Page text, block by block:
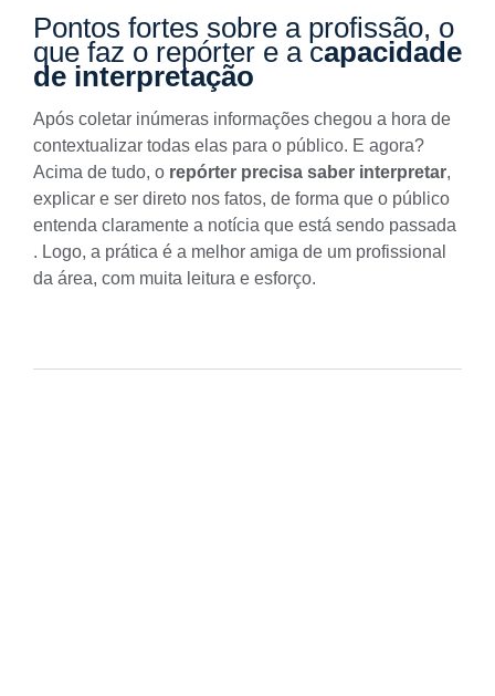
Pontos fortes sobre a profissão, o
que faz o repórter e a capacidade
de interpretação
Após coletar inúmeras informações chegou a hora de
contextualizar todas elas para o público. E agora?
Acima de tudo, o repórter precisa saber interpretar,
explicar e ser direto nos fatos, de forma que o público
entenda claramente a notícia que está sendo passada
. Logo, a prática é a melhor amiga de um profissional
da área, com muita leitura e esforço.